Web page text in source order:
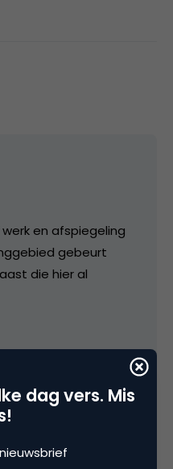
en afspiegeling
gebeurt
die hier al
dag vers. Mis